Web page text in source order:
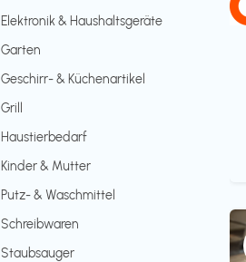
Elektronik & Haushaltsgeräte
Garten
Geschirr- & Küchenartikel
Grill
Haustierbedarf
Kinder & Mutter
Putz- & Waschmittel
Schreibwaren
Staubsauger